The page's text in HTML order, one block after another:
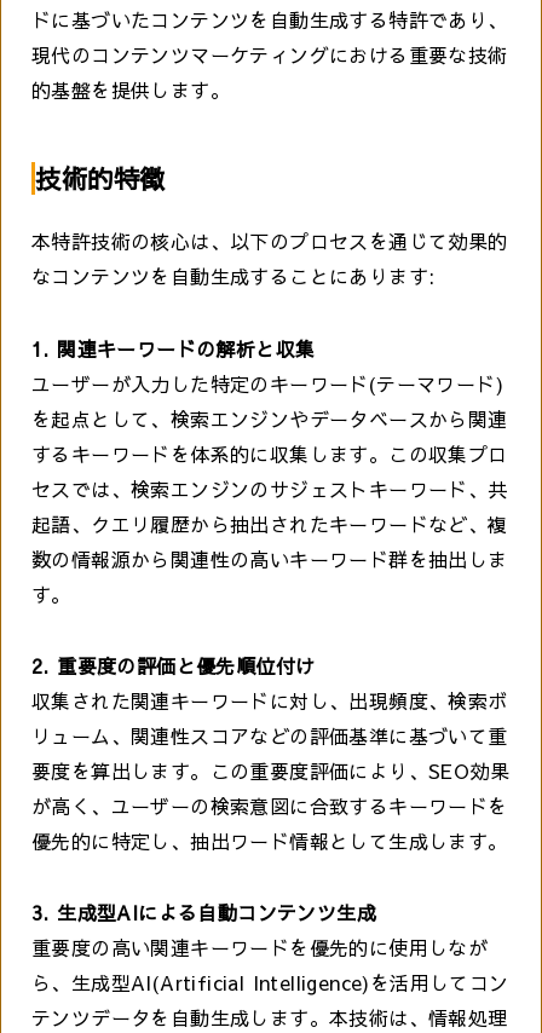
ドに基づいたコンテンツを自動生成する特許であり、
現代のコンテンツマーケティングにおける重要な技術
的基盤を提供します。
技術的特徴
本特許技術の核心は、以下のプロセスを通じて効果的
なコンテンツを自動生成することにあります:
1. 関連キーワードの解析と収集
ユーザーが入力した特定のキーワード(テーマワード)
を起点として、検索エンジンやデータベースから関連
するキーワードを体系的に収集します。この収集プロ
セスでは、検索エンジンのサジェストキーワード、共
起語、クエリ履歴から抽出されたキーワードなど、複
数の情報源から関連性の高いキーワード群を抽出しま
す。
2. 重要度の評価と優先順位付け
収集された関連キーワードに対し、出現頻度、検索ボ
リューム、関連性スコアなどの評価基準に基づいて重
要度を算出します。この重要度評価により、SEO効果
が高く、ユーザーの検索意図に合致するキーワードを
優先的に特定し、抽出ワード情報として生成します。
3. 生成型AIによる自動コンテンツ生成
重要度の高い関連キーワードを優先的に使用しなが
ら、生成型AI(Artificial Intelligence)を活用してコン
テンツデータを自動生成します。本技術は、情報処理